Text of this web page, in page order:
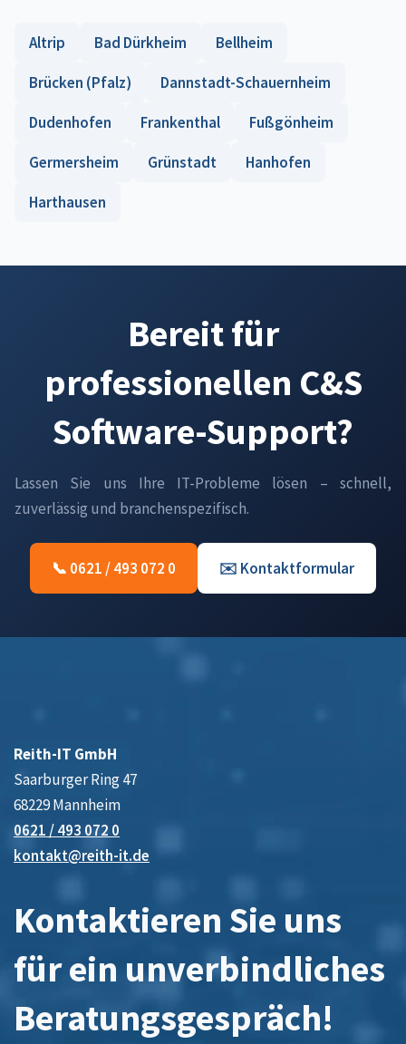
Altrip Bad Dürkheim
Bellheim
Brücken (Pfalz)
Dannstadt-Schauernheim
Dudenhofen
Frankenthal
Fußgönheim
Germersheim
Grünstadt
Hanhofen
Harthausen
Bereit für
professionellen C&S
Software-Support?
Lassen Sie uns Ihre IT-Probleme lösen – schnell,
zuverlässig und branchenspezifisch.
📞 0621 / 493 072 0 ✉️ Kontaktformular
Reith-IT GmbH
Saarburger Ring 47
68229 Mannheim
0621 / 493 072 0
kontakt@reith-it.de
Kontaktieren Sie uns
für ein unverbindliches
Beratungsgespräch!